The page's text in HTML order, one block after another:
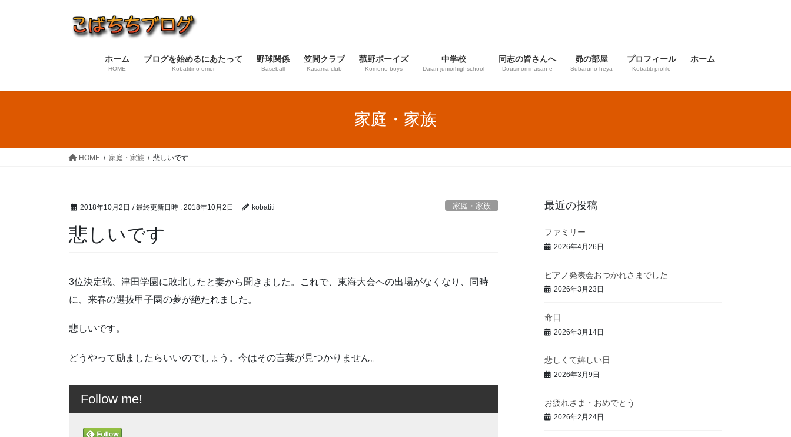
ス
ン
ホーム
HOME
ブログを始めるにあたって
Kobatitino-omoi
野球関係
Baseball
笠間クラブ
Kasama-club
菰野ボーイズ
Komono-boys
中学校
Daian‐juniorhighschool
同志の皆さんへ
Dousinominasan-e
昴の部屋
Subaruno-heya
プロフィール
Kobatiti profile
ホーム
家庭・家族
HOME 家庭・家族 悲しいです
2018年10月2日 / 最終更新日時 : 2018年10月2日 kobatiti 家庭・家族
悲しいです
3位決定戦、津田学園に敗北したと妻から聞きました。これで、東海大会への出場がなくなり、同時
に、来春の選抜甲子園の夢が絶たれました。
悲しいです。
どうやって励ましたらいいのでしょう。今はその言葉が見つかりません。
Follow me!
最近の投稿
ファミリー
2026年4月26日
ピアノ発表会おつかれさまでした
2026年3月23日
命日
2026年3月14日
悲しくて嬉しい日
2026年3月9日
お疲れさま・おめでとう
2026年2月24日